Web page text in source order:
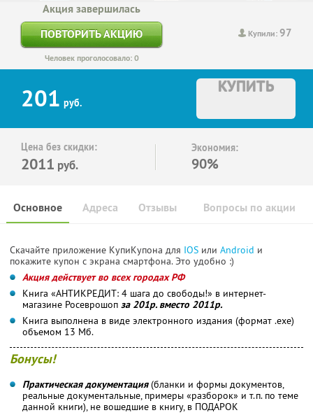
Купили:97
Акция завершилась
ПОВТОРИТЬ АКЦИЮ
Человек проголосовало: 0
201 руб.
КУПИТЬ
Цена без скидки:
2011 руб.
Экономия:
90%
Основное Отзывы Вопросы по акции
Адреса
Скачайте приложение КупиКупона для IOS или Android и
покажите купон с экрана смартфона. Это удобно :)
Акция действует во всех городах РФ
Книга «АНТИКРЕДИТ: 4 шага до свободы!» в интернет-
магазине Росеврошоп за 201р. вместо 2011р.
Книга выполнена в виде электронного издания (формат .exe)
объемом 13 Мб.
Бонусы!
Практическая документация(бланки и формы документов,
реальные документальные, примеры «разборок» и т.п. по теме
данной книги), не вошедшие в книгу, в ПОДАРОК